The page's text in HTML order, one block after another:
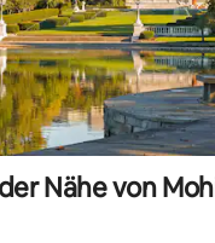
Nähe von